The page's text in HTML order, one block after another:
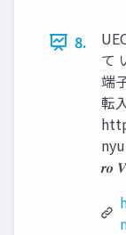
8.
て
端
転
𝒓𝒐